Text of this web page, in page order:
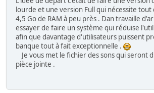
lourde et une version Full qui nécessite tout
4,5 Go de RAM à peu près . Dan travaille
essayer de faire un système qui réduise
afin que davantage d'utilisateurs puissent
banque tout à fait exceptionnelle .
Je vous met le fichier des sons qui seront
pièce jointe .